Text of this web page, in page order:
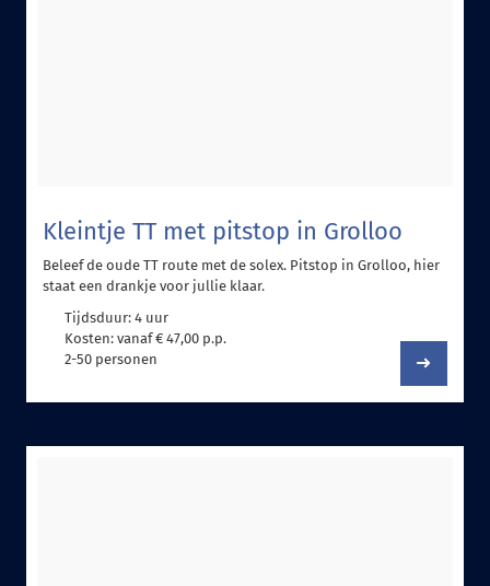
Kleintje TT met pitstop in Grolloo
Beleef de oude TT route met de solex. Pitstop in Grolloo, hier
staat een drankje voor jullie klaar.
Tijdsduur: 4 uur
Kosten: vanaf € 47,00 p.p.
2-50 personen